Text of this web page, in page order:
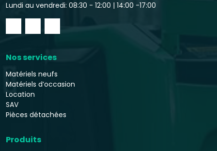
Lundi au vendredi: 08:30 - 12:00 | 14:00 -17:00
Nos services
Matériels neufs
Matériels d’occasion
Location
SAV
Pièces détachées
Produits